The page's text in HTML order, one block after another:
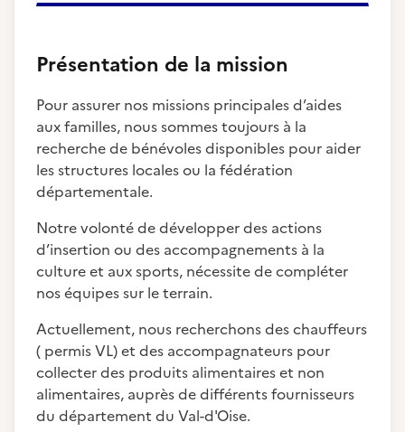
Présentation de la mission
Pour assurer nos missions principales d’aides
aux familles, nous sommes toujours à la
recherche de bénévoles disponibles pour aider
les structures locales ou la fédération
départementale.
Notre volonté de développer des actions
d’insertion ou des accompagnements à la
culture et aux sports, nécessite de compléter
nos équipes sur le terrain.
Actuellement, nous recherchons des chauffeurs
( permis VL) et des accompagnateurs pour
collecter des produits alimentaires et non
alimentaires, auprès de différents fournisseurs
du département du Val-d'Oise.